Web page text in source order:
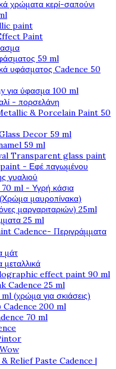
χρώματα κερί-σαπούνι
paint
Paint
59 ml
υφάσματος Cadence 50
για ύφασμα 100 ml
- πορσελάνη
& Porcelain Paint 50
Decor 59 ml
59 ml
Transparent glass paint
- Εφέ παγωμένου
γυαλιού
ml - Υγρή κάσια
μαυροπίνακα)
μαργαριταριών) 25ml
25 ml
Cadence- Περιγράμματα
μάτ
effect paint 90 ml
Cadence 25 ml
(χρώμα για σκιάσεις)
Cadence 200 ml
70 ml
Relief Paste Cadence |